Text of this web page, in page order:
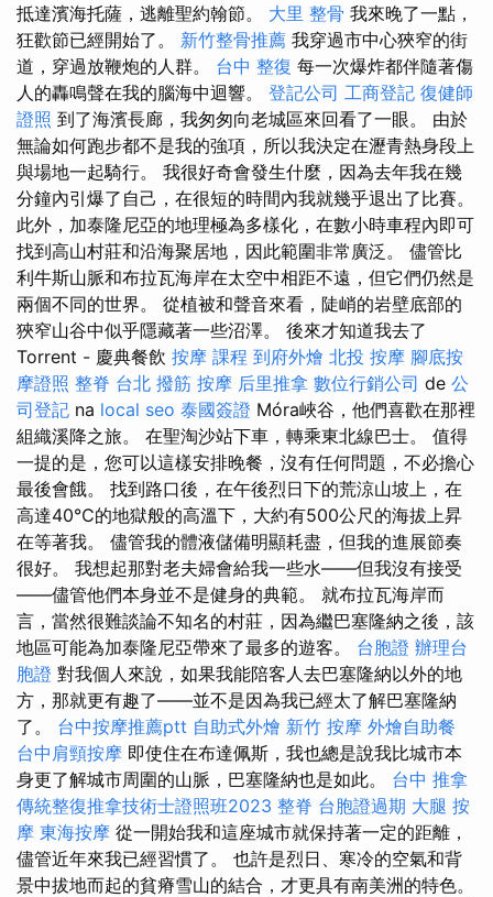
抵達濱海托薩，逃離聖約翰節。 大里 整骨 我來晚了一點，
狂歡節已經開始了。 新竹整骨推薦 我穿過市中心狹窄的街
道，穿過放鞭炮的人群。 台中 整復 每一次爆炸都伴隨著傷
人的轟鳴聲在我的腦海中迴響。 登記公司 工商登記 復健師
證照 到了海濱長廊，我匆匆向老城區來回看了一眼。 由於
無論如何跑步都不是我的強項，所以我決定在瀝青熱身段上
與場地一起騎行。 我很好奇會發生什麼，因為去年我在幾
分鐘內引爆了自己，在很短的時間內我就幾乎退出了比賽。
此外，加泰隆尼亞的地理極為多樣化，在數小時車程內即可
找到高山村莊和沿海聚居地，因此範圍非常廣泛。 儘管比
利牛斯山脈和布拉瓦海岸在太空中相距不遠，但它們仍然是
兩個不同的世界。 從植被和聲音來看，陡峭的岩壁底部的
狹窄山谷中似乎隱藏著一些沼澤。 後來才知道我去了
Torrent - 慶典餐飲 按摩 課程 到府外燴 北投 按摩 腳底按
摩證照 整脊 台北 撥筋 按摩 后里推拿 數位行銷公司 de 公
司登記 na local seo 泰國簽證 Móra峽谷，他們喜歡在那裡
組織溪降之旅。 在聖淘沙站下車，轉乘東北線巴士。 值得
一提的是，您可以這樣安排晚餐，沒有任何問題，不必擔心
最後會餓。 找到路口後，在午後烈日下的荒涼山坡上，在
高達40℃的地獄般的高溫下，大約有500公尺的海拔上昇
在等著我。 儘管我的體液儲備明顯耗盡，但我的進展節奏
很好。 我想起那對老夫婦會給我一些水——但我沒有接受
——儘管他們本身並不是健身的典範。 就布拉瓦海岸而
言，當然很難談論不知名的村莊，因為繼巴塞隆納之後，該
地區可能為加泰隆尼亞帶來了最多的遊客。 台胞證 辦理台
胞證 對我個人來說，如果我能陪客人去巴塞隆納以外的地
方，那就更有趣了——並不是因為我已經太了解巴塞隆納
了。 台中按摩推薦ptt 自助式外燴 新竹 按摩 外燴自助餐
台中肩頸按摩 即使住在布達佩斯，我也總是說我比城市本
身更了解城市周圍的山脈，巴塞隆納也是如此。 台中 推拿
傳統整復推拿技術士證照班2023 整脊 台胞證過期 大腿 按
摩 東海按摩 從一開始我和這座城市就保持著一定的距離，
儘管近年來我已經習慣了。 也許是烈日、寒冷的空氣和背
景中拔地而起的貧瘠雪山的結合，才更具有南美洲的特色。